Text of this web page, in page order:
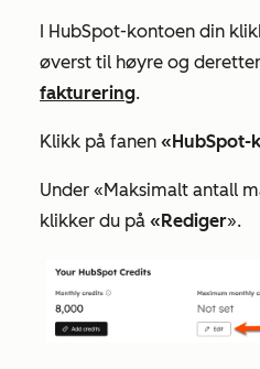
I HubSpot-kontoen din
øverst til høyre og
fakturering.
Klikk på fanen «HubSpot-
Under «Maksimalt antall
klikker du på «Rediger».